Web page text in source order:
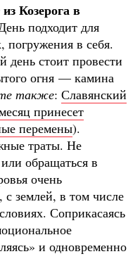
Козерога в
подходит для
погружения в себя.
стоит провести
огня — камина
также: Славянский
принесет
перемены).
траты. Не
обращаться в
очень
с землей, в том числе
Соприкасаясь
и одновременно